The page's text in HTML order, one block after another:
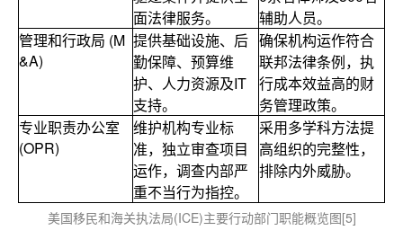
面法律服务。
辅助人员。
管理和行政局 (M
&A)
提供基础设施、后
勤保障、预算维
护、人力资源及IT
支持。
确保机构运作符合
联邦法律条例，执
行成本效益高的财
务管理政策。
专业职责办公室
(OPR)
维护机构专业标
准，独立审查项目
运作，调查内部严
重不当行为指控。
采用多学科方法提
高组织的完整性，
排除内外威胁。
美国移民和海关执法局(ICE)主要行动部门职能概览图[5]